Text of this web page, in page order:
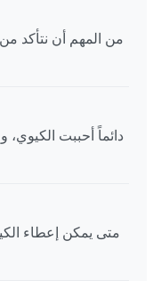
من المهم أن نتأكد من
دائماً أحببت
متى يمكن إعطاء